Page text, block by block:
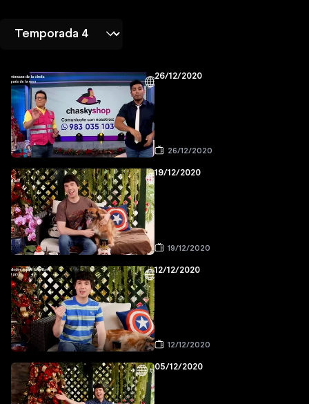
26/12/2020
26/12/2020
19/12/2020
19/12/2020
12/12/2020
12/12/2020
05/12/2020